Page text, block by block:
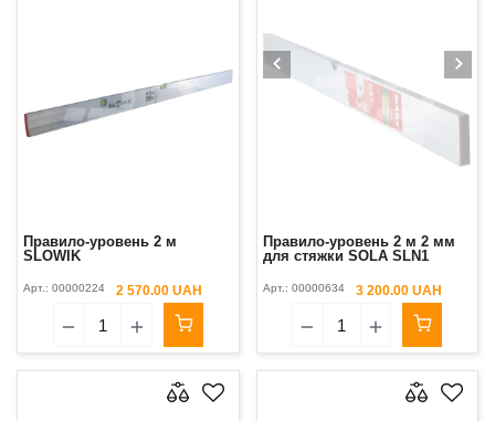
Правило-уровень 2 м
SLOWIK
Арт.: 00000224 2 570.00 UAH
Правило-уровень 2 м 2 мм
для стяжки SOLA SLN1
Арт.: 00000634 3 200.00 UAH